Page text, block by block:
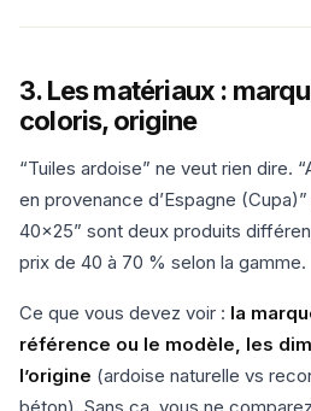
3. Les matériaux :
coloris, origine
“Tuiles ardoise” ne veut rien dire.
en provenance d’Espagne
40×25” sont deux produits
prix de 40 à 70 % selon la gamme.
Ce que vous devez voir : la
référence ou le modèle, les
l’origine (ardoise naturelle vs